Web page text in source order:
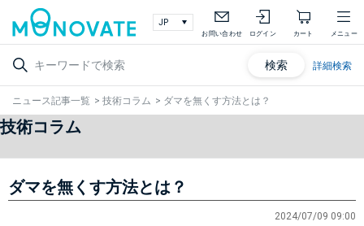
お問い合わせ ログイン カート メニュー
検索 詳細検索
ニュース記事一覧 > 技術コラム > ダマを無くす方法とは？
技術コラム
ダマを無くす方法とは？
2024/07/09 09:00